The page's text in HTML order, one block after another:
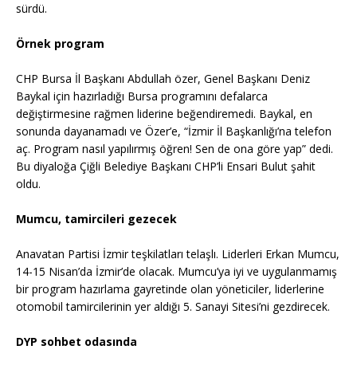
sürdü.
Örnek program
CHP Bursa İl Başkanı Abdullah özer, Genel Başkanı Deniz
Baykal için hazırladığı Bursa programını defalarca
değiştirmesine rağmen liderine beğendiremedi. Baykal, en
sonunda dayanamadı ve Özer’e, “İzmir İl Başkanlığı’na telefon
aç. Program nasıl yapılırmış öğren! Sen de ona göre yap” dedi.
Bu diyaloğa Çiğli Belediye Başkanı CHP’li Ensari Bulut şahit
oldu.
Mumcu, tamircileri gezecek
Anavatan Partisi İzmir teşkilatları telaşlı. Liderleri Erkan Mumcu,
14-15 Nisan’da İzmir’de olacak. Mumcu’ya iyi ve uygulanmamış
bir program hazırlama gayretinde olan yöneticiler, liderlerine
otomobil tamircilerinin yer aldığı 5. Sanayi Sitesi’ni gezdirecek.
DYP sohbet odasında